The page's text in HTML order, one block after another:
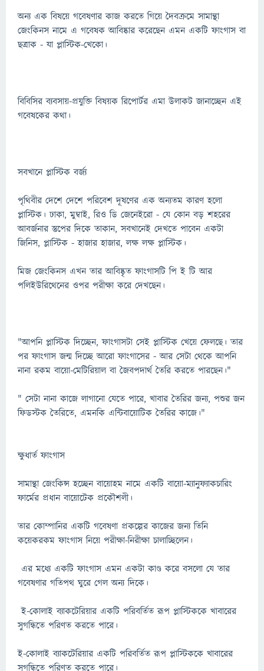
অন্য এক বিষয়ে গবেষণার কাজ করতে গিয়ে দৈবক্রমে সামান্থা
জেংকিনস নামে এ গবেষক আবিষ্কার করেছেন এমন একটি ফাংগাস বা
ছত্রাক - যা প্লাস্টিক-খেকো।
বিবিসির ব্যবসায়-প্রযুক্তি বিষয়ক রিপোর্টর এমা উলাকট জানাচ্ছেন এই
গবেষকের কথা।
সবখানে প্লাস্টিক বর্জ্য
পৃথিবীর দেশে দেশে পরিবেশ দূষণের এক অন্যতম কারণ হলো
প্লাস্টিক। ঢাকা, মুম্বাই, রিও ডি জেনেইরো - যে কোন বড় শহরের
আবর্জনার স্তুপের দিকে তাকান, সবখানেই দেখতে পাবেন একটা
জিনিস, প্লাস্টিক - হাজার হাজার, লক্ষ লক্ষ প্লাস্টিক।
মিজ জেংকিনস এখন তার আবিষ্কৃত ফাংগাসটি পি ই টি আর
পলিইউরিথেনের ওপর পরীক্ষা করে দেখছেন।
"আপনি প্লাস্টিক দিচ্ছেন, ফাংগাসটা সেই প্লাস্টিক খেয়ে ফেলছে। তার
পর ফাংগাস জন্ম দিচ্ছে আরো ফাংগাসের - আর সেটা থেকে আপনি
নানা রকম বায়ো-মেটিরিয়াল বা জৈবপদার্থ তৈরি করতে পারছেন।"
" সেটা নানা কাজে লাগানো যেতে পারে, খাবার তৈরির জন্য, পশুর জন
ফিডস্টক তৈরিতে, এমনকি এন্টিবায়োটিক তৈরির কাজে।"
ক্ষুধার্ত ফাংগাস
সামান্থা জেংকিন্স হচ্ছেন বায়োহম নামে একটি বায়ো-ম্যানুফ্যাকচারিং
ফার্মের প্রধান বায়োটেক প্রকৌশলী।
তার কোম্পানির একটি গবেষণা প্রকল্পের কাজের জন্য তিনি
কয়েকরকম ফাংগাস নিয়ে পরীক্ষা-নিরীক্ষা চালাচ্ছিলেন।
এর মধ্যে একটি ফাংগাস এমন একটা কাণ্ড করে বসলো যে তার
গবেষণার গতিপথ ঘুরে গেল অন্য দিকে।
ই-কোলাই ব্যাকটেরিয়ার একটি পরিবর্তিত রূপ প্লাস্টিককে খাবারের
সুগন্ধিতে পরিণত করতে পারে।
ই-কোলাই ব্যাকটেরিয়ার একটি পরিবর্তিত রূপ প্লাস্টিককে খাবারের
সুগন্ধিতে পরিণত করতে পারে।